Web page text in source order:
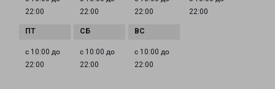
22:00
22:00
22:00
22:00
с 10:00 до
22:00
с 10:00 до
22:00
с 10:00 до
22:00